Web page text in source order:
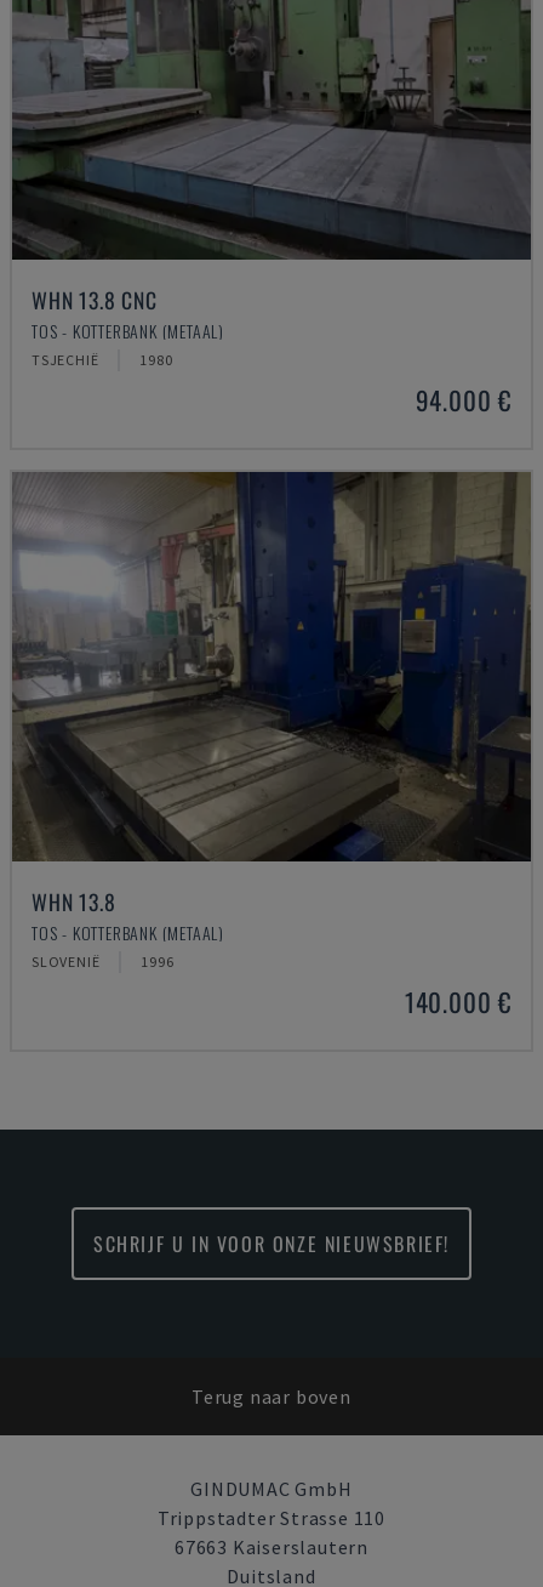
WHN 13.8 CNC
TOS - KOTTERBANK (METAAL)
TSJECHIË 1980
94.000 €
WHN 13.8
TOS - KOTTERBANK (METAAL)
SLOVENIË 1996
140.000 €
SCHRIJF U IN VOOR ONZE NIEUWSBRIEF!
Terug naar boven
GINDUMAC GmbH
Trippstadter Strasse 110
67663 Kaiserslautern
Duitsland